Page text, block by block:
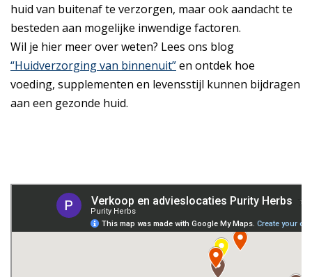
huid van buitenaf te verzorgen, maar ook aandacht te
besteden aan mogelijke inwendige factoren.
Wil je hier meer over weten? Lees ons blog
“Huidverzorging van binnenuit”en ontdek hoe
voeding, supplementen en levensstijl kunnen bijdragen
aan een gezonde huid.